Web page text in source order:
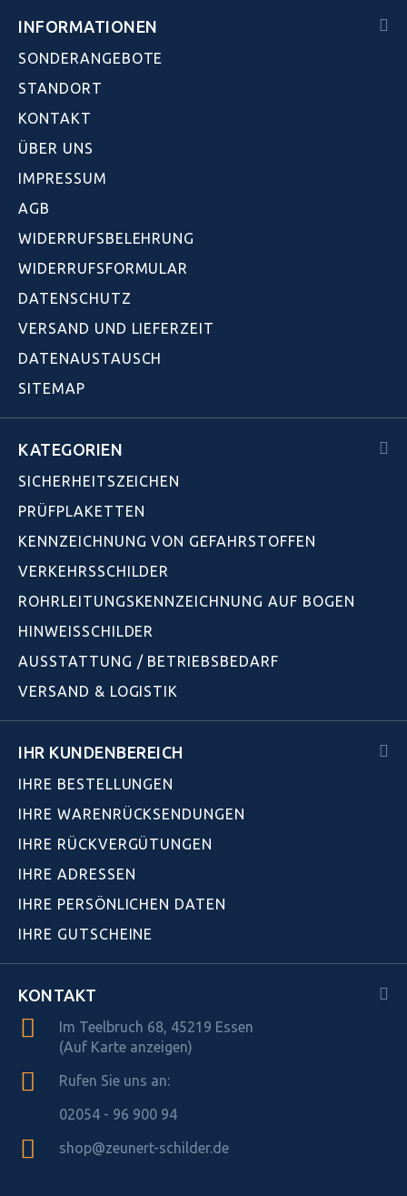
INFORMATIONEN
SONDERANGEBOTE
STANDORT
KONTAKT
ÜBER UNS
IMPRESSUM
AGB
WIDERRUFSBELEHRUNG
WIDERRUFSFORMULAR
DATENSCHUTZ
VERSAND UND LIEFERZEIT
DATENAUSTAUSCH
SITEMAP
KATEGORIEN
SICHERHEITSZEICHEN
PRÜFPLAKETTEN
KENNZEICHNUNG VON GEFAHRSTOFFEN
VERKEHRSSCHILDER
ROHRLEITUNGSKENNZEICHNUNG AUF BOGEN
HINWEISSCHILDER
AUSSTATTUNG / BETRIEBSBEDARF
VERSAND & LOGISTIK
IHR KUNDENBEREICH
IHRE BESTELLUNGEN
IHRE WARENRÜCKSENDUNGEN
IHRE RÜCKVERGÜTUNGEN
IHRE ADRESSEN
IHRE PERSÖNLICHEN DATEN
IHRE GUTSCHEINE
KONTAKT
Im Teelbruch 68, 45219 Essen
(Auf Karte anzeigen)
Rufen Sie uns an:
02054 - 96 900 94
shop@zeunert-schilder.de